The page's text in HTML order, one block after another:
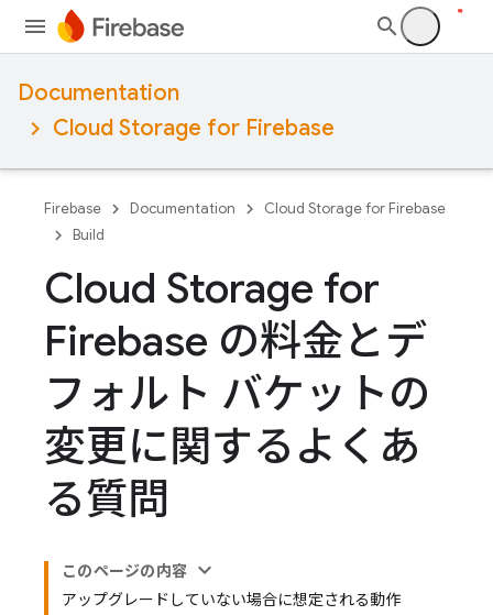
Documentation
Cloud Storage for Firebase
Firebase Documentation
Cloud Storage for Firebase
Build
Cloud Storage for
Firebase の料金とデ
フォルト バケットの
変更に関するよくあ
る質問
このページの内容
アップグレードしていない場合に想定される動作